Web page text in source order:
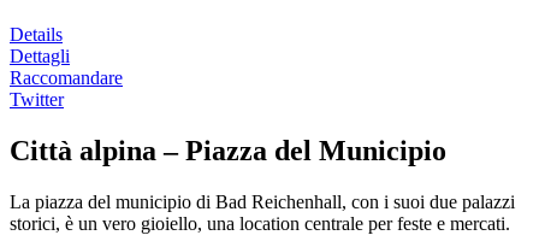
Details
Dettagli
Raccomandare
Twitter
Città alpina – Piazza del Municipio
La piazza del municipio di Bad Reichenhall, con i suoi due palazzi
storici, è un vero gioiello, una location centrale per feste e mercati.